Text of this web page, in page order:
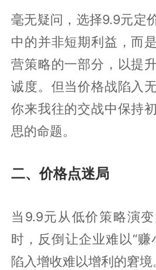
毫无疑问，选择9.9元定
中的并非短期利益，而
营策略的一部分，以提
诚度。但当价格战陷入
你来我往的交战中保持
思的命题。
二、价格点迷局
当9.9元从低价策略演
时，反倒让企业难以“赚
陷入增收难以增利的窘境